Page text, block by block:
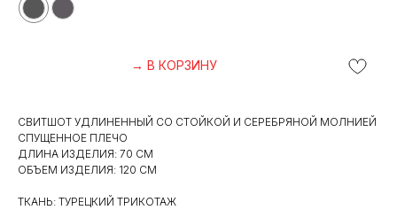
→ В КОРЗИНУ
СВИТШОТ УДЛИНЕННЫЙ СО СТОЙКОЙ И СЕРЕБРЯНОЙ МОЛНИЕЙ
СПУЩЕННОЕ ПЛЕЧО
ДЛИНА ИЗДЕЛИЯ: 70 СМ
ОБЪЕМ ИЗДЕЛИЯ: 120 СМ
ТКАНЬ: ТУРЕЦКИЙ ТРИКОТАЖ